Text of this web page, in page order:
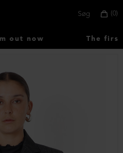
0
Søg
now The first